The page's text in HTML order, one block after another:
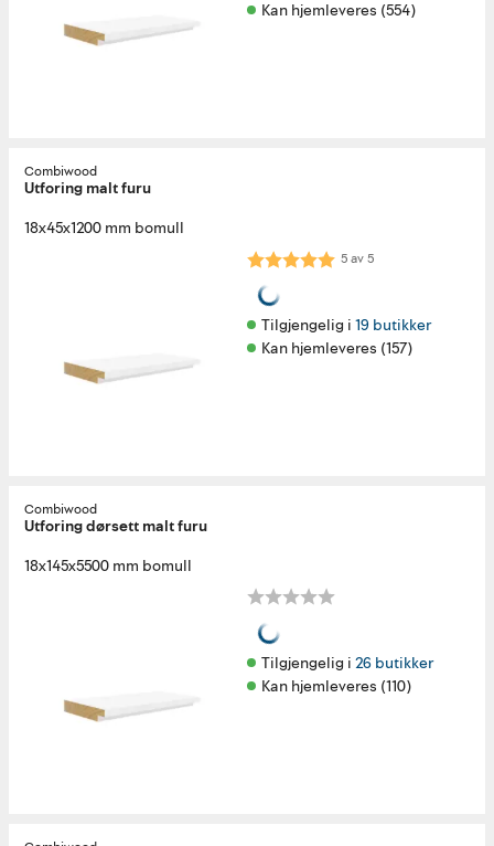
Kan hjemleveres (554)
Combiwood
Utforing malt furu
18x45x1200 mm bomull
Karakter: 5.0 av 5 mulige
5av5
Tilgjengelig i 19 butikker
Kan hjemleveres (157)
Combiwood
Utforing dørsett malt furu
18x145x5500 mm bomull
Tilgjengelig i 26 butikker
Kan hjemleveres (110)